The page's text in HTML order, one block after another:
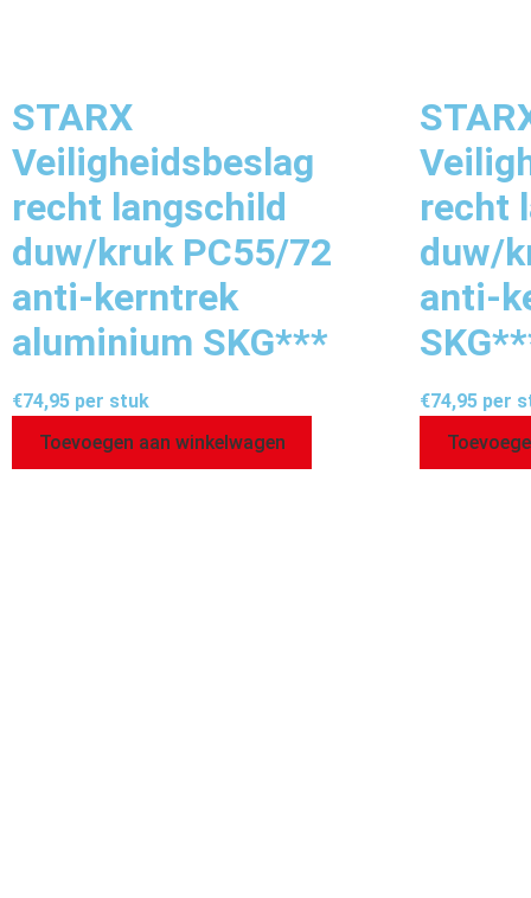
STARX
Veiligheidsbeslag
recht langschild
duw/kruk PC55/72
anti-kerntrek
aluminium SKG***
€74,95 per stuk
Toevoegen aan winkelwagen
recht
duw/
anti-
€74,95 per